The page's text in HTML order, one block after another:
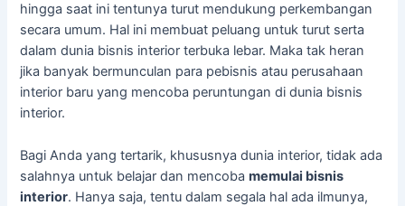
hingga saat ini tentunya turut mendukung perkembangan
secara umum. Hal ini membuat peluang untuk turut serta
dalam dunia bisnis interior terbuka lebar. Maka tak heran
jika banyak bermunculan para pebisnis atau perusahaan
interior baru yang mencoba peruntungan di dunia bisnis
interior.
Bagi Anda yang tertarik, khususnya dunia interior, tidak ada
salahnya untuk belajar dan mencobamemulai bisnis
interior. Hanya saja, tentu dalam segala hal ada ilmunya,